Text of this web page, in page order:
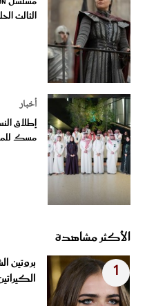
الثالث
أخبار
إطلاق
مسك
الأكثر مشاهدة
1
بروتين